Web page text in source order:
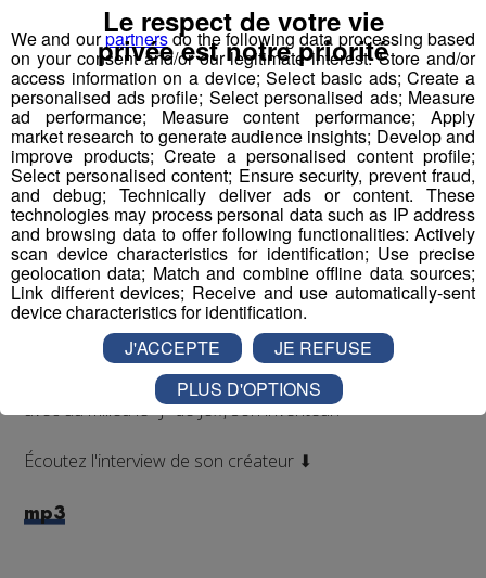
Jean-François Michelin est unhaut-savoyardqui a
commencé par travailler en station de skis. Il a ensuite
accompagné l'inventeur dusaut à l'élastique, AJ
Hackett, en Normandie, à Bali et en Nouvelle Zélande,
avec plus de70 000 sautsà son actif. Il a eu l'idée d'un
tremplin de saut à l'élastiquerévolutionnaire en 2008
et a créé leBun J Rideen 2009.
Bun JQuoi ?
Bun J Rideest inspiré de la prononciation
anglaise dusaut à l'élastique("bungee" ou "bungy")
auquel s'ajoute le "ride" du mouvement et de la liberté,
avec au milieu le "J" de Jeff, son inventeur.
Écoutez l'interview de son créateur ⬇
mp3
We and ourpartnersdo the following data processing based
on your consent and/or our legitimate interest: Store and/or
access information on a device; Select basic ads; Create a
personalised ads profile; Select personalised ads; Measure
ad performance; Measure content performance; Apply
market research to generate audience insights; Develop and
improve products; Create a personalised content profile;
Select personalised content; Ensure security, prevent fraud,
and debug; Technically deliver ads or content. These
technologies may process personal data such as IP address
and browsing data to offer following functionalities: Actively
scan device characteristics for identification; Use precise
geolocation data; Match and combine offline data sources;
Link different devices; Receive and use automatically-sent
device characteristics for identification.
Le respect de votre vie
privée est notre priorité
J'ACCEPTE
JE REFUSE
PLUS D'OPTIONS